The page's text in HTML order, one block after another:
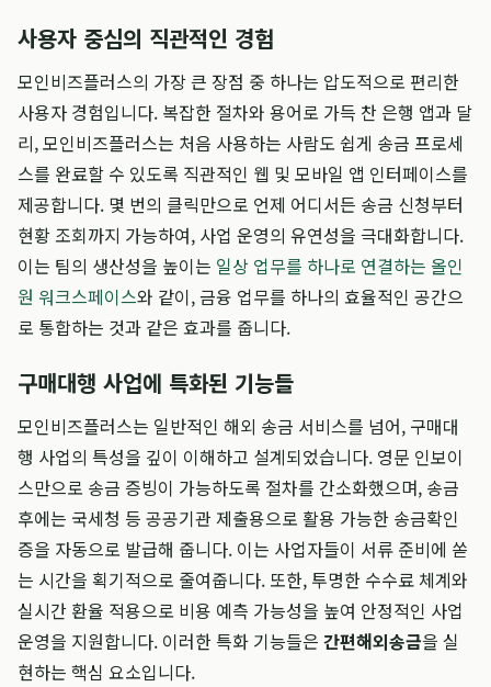
사용자 중심의 직관적인 경험
모인비즈플러스의 가장 큰 장점 중 하나는 압도적으로 편리한
사용자 경험입니다. 복잡한 절차와 용어로 가득 찬 은행 앱과 달
리, 모인비즈플러스는 처음 사용하는 사람도 쉽게 송금 프로세
스를 완료할 수 있도록 직관적인 웹 및 모바일 앱 인터페이스를
제공합니다. 몇 번의 클릭만으로 언제 어디서든 송금 신청부터
현황 조회까지 가능하여, 사업 운영의 유연성을 극대화합니다.
이는 팀의 생산성을 높이는 일상 업무를 하나로 연결하는 올인
원 워크스페이스와 같이, 금융 업무를 하나의 효율적인 공간으
로 통합하는 것과 같은 효과를 줍니다.
구매대행 사업에 특화된 기능들
모인비즈플러스는 일반적인 해외 송금 서비스를 넘어, 구매대
행 사업의 특성을 깊이 이해하고 설계되었습니다. 영문 인보이
스만으로 송금 증빙이 가능하도록 절차를 간소화했으며, 송금
후에는 국세청 등 공공기관 제출용으로 활용 가능한 송금확인
증을 자동으로 발급해 줍니다. 이는 사업자들이 서류 준비에 쏟
는 시간을 획기적으로 줄여줍니다. 또한, 투명한 수수료 체계와
실시간 환율 적용으로 비용 예측 가능성을 높여 안정적인 사업
운영을 지원합니다. 이러한 특화 기능들은 간편해외송금을 실
현하는 핵심 요소입니다.